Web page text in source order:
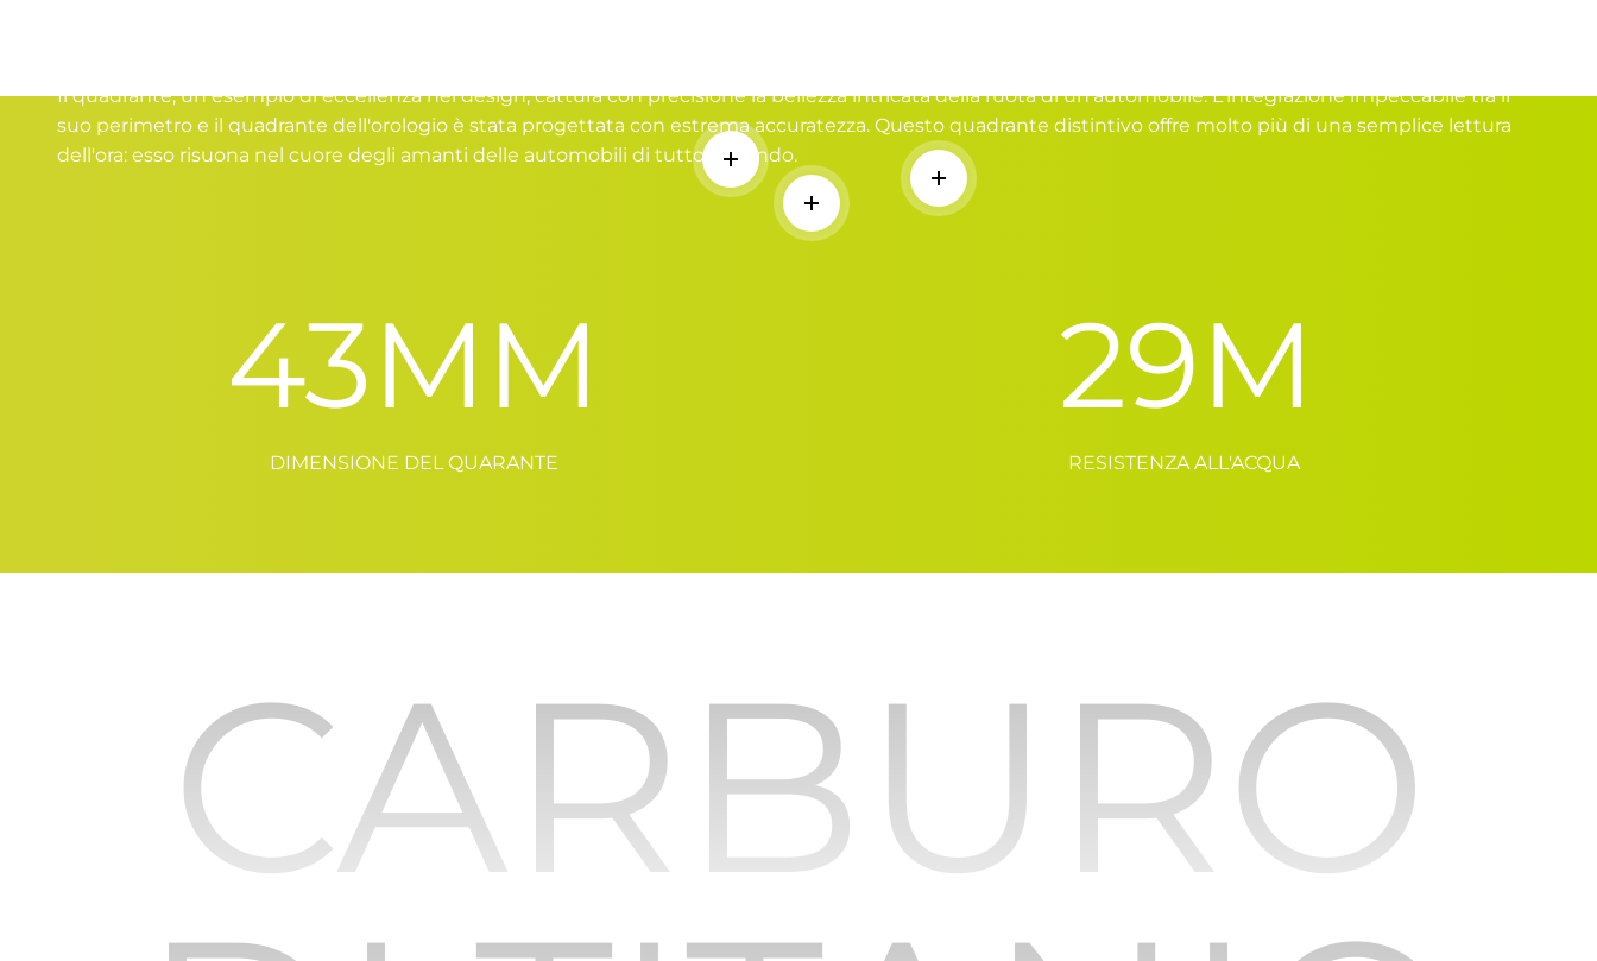
Il quadrante, un esempio di eccellenza nel design, cattura con precisione la bellezza intricata della ruota di un'automobile. L'integrazione impeccabile tra il
suo perimetro e il quadrante dell'orologio è stata progettata con estrema accuratezza. Questo quadrante distintivo offre molto più di una semplice lettura
dell'ora: esso risuona nel cuore degli amanti delle automobili di tutto il mondo.
Per saperne di più
Per saperne di più
Per saperne di più
43MM
DIMENSIONE DEL QUARANTE
30M
RESISTENZA ALL'ACQUA
CARBURO